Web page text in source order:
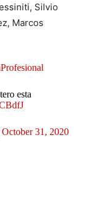
Silvio
Marcos
esta
October 31, 2020